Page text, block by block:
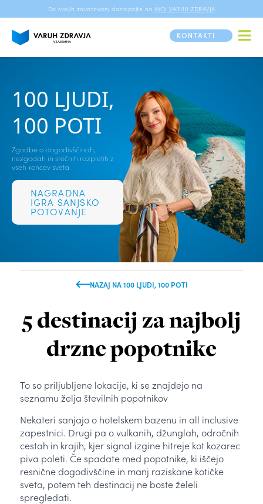
Do svojih zavarovanj dostopajte na MOJ VARUH ZDRAVJA
KONTAKTI
100 LJUDI,
100 POTI
Zgodbe o dogodivščinah,
nezgodah in srečnih razpletih z
vseh koncev sveta.
NAGRADNA
IGRA SANJSKO
POTOVANJE
NAZAJ NA 100 LJUDI, 100 POTI
5 destinacij za najbolj
drzne popotnike
To so priljubljene lokacije, ki se znajdejo na
seznamu želja številnih popotnikov
Nekateri sanjajo o hotelskem bazenu in all inclusive
zapestnici. Drugi pa o vulkanih, džunglah, odročnih
cestah in krajih, kjer signal izgine hitreje kot kozarec
piva poleti. Če spadate med popotnike, ki iščejo
resnične dogodivščine in manj raziskane kotičke
sveta, potem teh destinacij ne boste želeli
spregledati.